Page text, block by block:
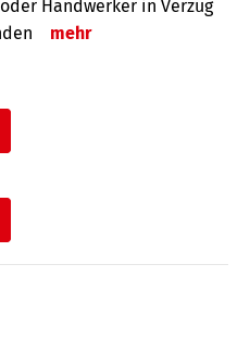
Handwerker in Verzug
mehr